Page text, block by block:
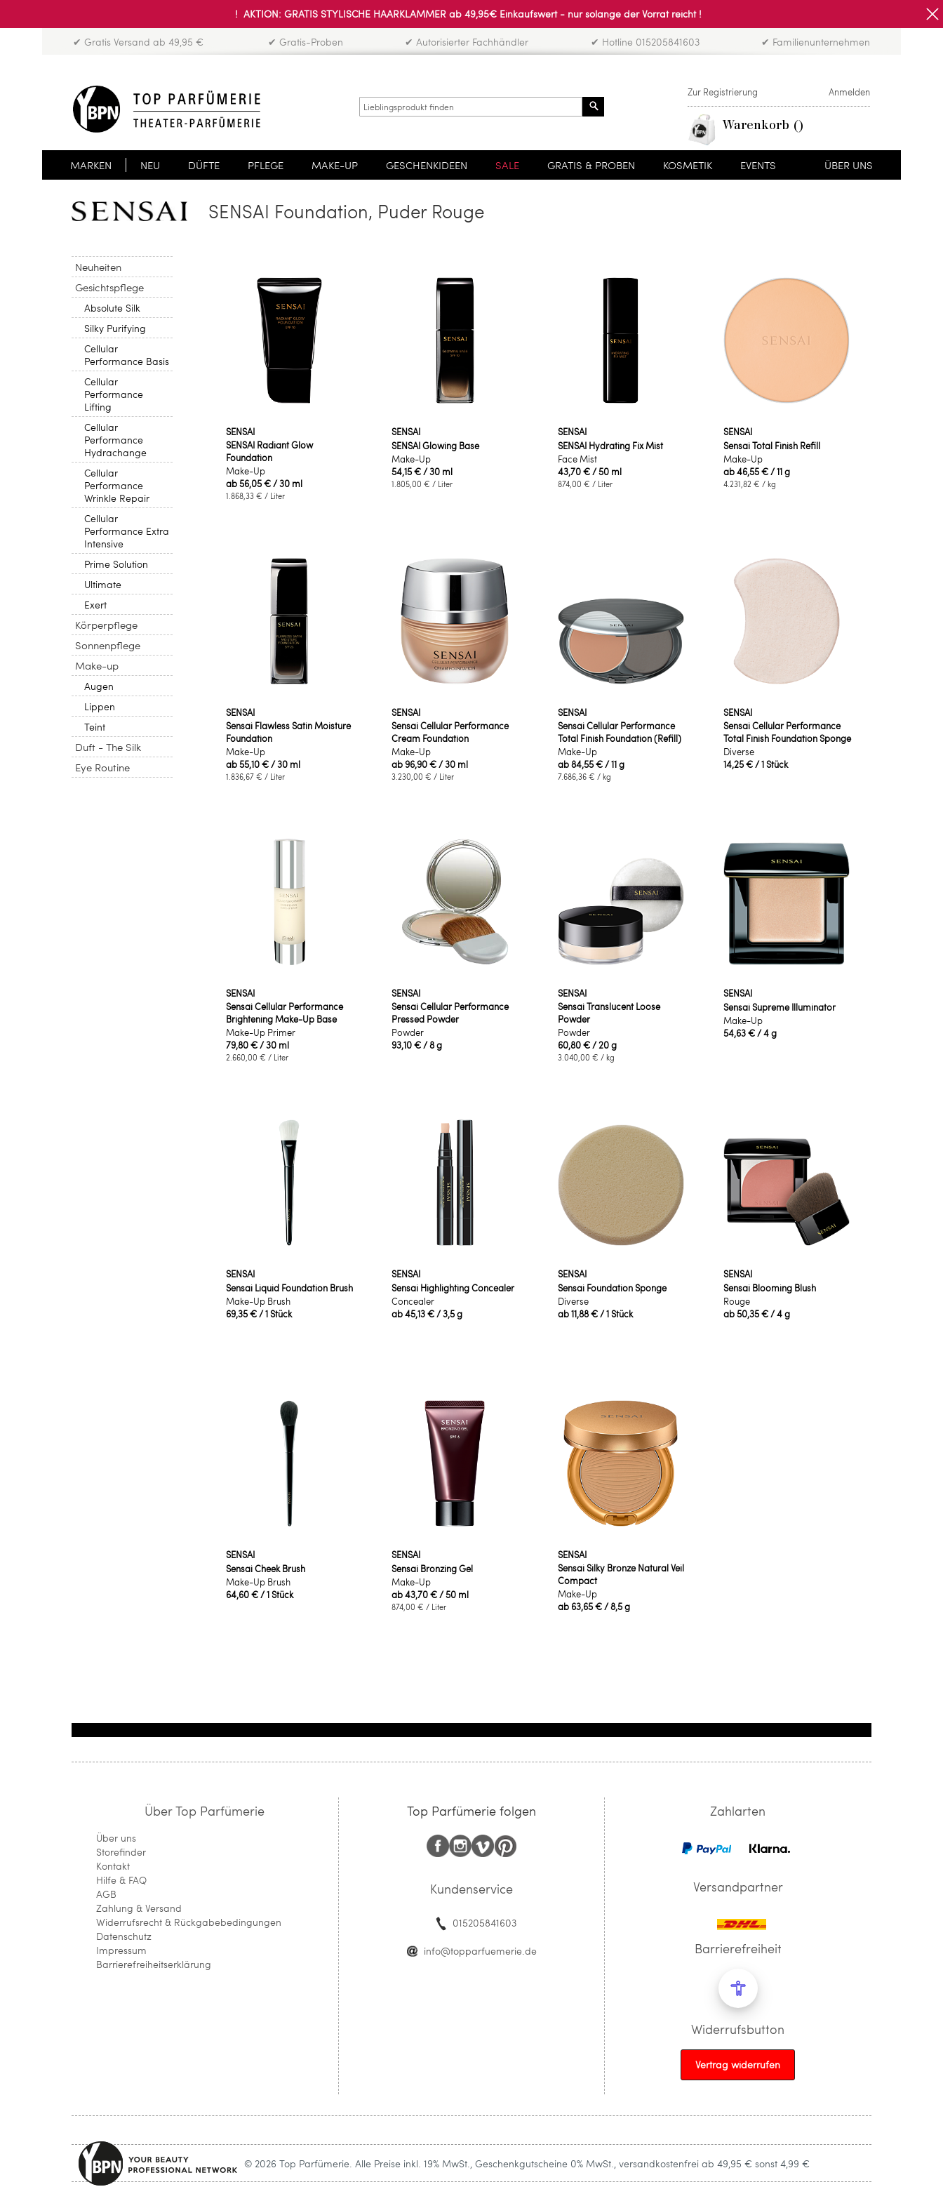
! AKTION: GRATIS STYLISCHE HAARKLAMMER ab 49,95€ Einkaufswert - nur solange der Vorrat reicht !
✔ Gratis Versand ab 49,95 € ✔ Gratis-Proben ✔ Autorisierter Fachhändler ✔ Hotline 015205841603 ✔ Familienunternehmen
Zur Registrierung Anmelden
Warenkorb
MARKEN NEU DÜFTE PFLEGE MAKE-UP GESCHENKIDEEN SALE GRATIS & PROBEN KOSMETIK EVENTS ÜBER UNS
Neuheiten
Gesichtspflege
Absolute Silk
Silky Purifying
Cellular
Performance Basis
Cellular
Performance
Lifting
Cellular
Performance
Hydrachange
Cellular
Performance
Wrinkle Repair
Cellular
Performance Extra
Intensive
Prime Solution
Ultimate
Exert
Körperpflege
Sonnenpflege
Make-up
Augen
Lippen
Teint
Duft - The Silk
Eye Routine
SENSAI Foundation, Puder Rouge
SENSAI
SENSAI Radiant Glow
Foundation
Make-Up
ab56,05 €/ 30 ml
1.868,33 € / Liter
SENSAI
SENSAI Glowing Base
Make-Up
54,15 €/ 30 ml
1.805,00 € / Liter
SENSAI
SENSAI Hydrating Fix Mist
Face Mist
43,70 €/ 50 ml
874,00 € / Liter
SENSAI
Sensai Total Finish Refill
Make-Up
ab46,55 €/ 11 g
4.231,82 € / kg
SENSAI
Sensai Flawless Satin Moisture
Foundation
Make-Up
ab55,10 €/ 30 ml
1.836,67 € / Liter
SENSAI
Sensai Cellular Performance
Cream Foundation
Make-Up
ab96,90 €/ 30 ml
3.230,00 € / Liter
SENSAI
Sensai Cellular Performance
Total Finish Foundation (Refill)
Make-Up
ab84,55 €/ 11 g
7.686,36 € / kg
SENSAI
Sensai Cellular Performance
Total Finish Foundation Sponge
Diverse
14,25 €/ 1 Stück
SENSAI
Sensai Cellular Performance
Brightening Make-Up Base
Make-Up Primer
79,80 €/ 30 ml
2.660,00 € / Liter
SENSAI
Sensai Cellular Performance
Pressed Powder
Powder
93,10 €/ 8 g
SENSAI
Sensai Translucent Loose
Powder
Powder
60,80 €/ 20 g
3.040,00 € / kg
SENSAI
Sensai Supreme Illuminator
Make-Up
54,63 €/ 4 g
SENSAI
Sensai Liquid Foundation Brush
Make-Up Brush
69,35 €/ 1 Stück
SENSAI
Sensai Highlighting Concealer
Concealer
ab45,13 €/ 3,5 g
SENSAI
Sensai Foundation Sponge
Diverse
ab11,88 €/ 1 Stück
SENSAI
Sensai Blooming Blush
Rouge
ab50,35 €/ 4 g
SENSAI
Sensai Cheek Brush
Make-Up Brush
64,60 €/ 1 Stück
SENSAI
Sensai Bronzing Gel
Make-Up
ab43,70 €/ 50 ml
874,00 € / Liter
SENSAI
Sensai Silky Bronze Natural Veil
Compact
Make-Up
ab 63,65 €/ 8,5 g
Über Top Parfümerie
Über uns
Storefinder
Kontakt
Hilfe & FAQ
AGB
Zahlung & Versand
Widerrufsrecht & Rückgabebedingungen
Datenschutz
Impressum
Barrierefreiheitserklärung
Top Parfümerie folgen
Kundenservice
015205841603
info@topparfuemerie.de
Zahlarten
Versandpartner
Barrierefreiheit
Widerrufsbutton
Vertrag widerrufen
© 2026 Top Parfümerie. Alle Preise inkl. 19% MwSt., Geschenkgutscheine 0% MwSt., versandkostenfrei ab 49,95 € sonst 4,99 €